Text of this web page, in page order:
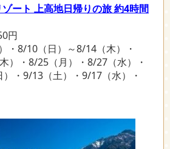
ゾート 上高地日帰りの旅 約4時間
円
・8/10（日）～8/14（木）・
）・8/25（月）・8/27（水）・
・9/13（土）・9/17（水）・